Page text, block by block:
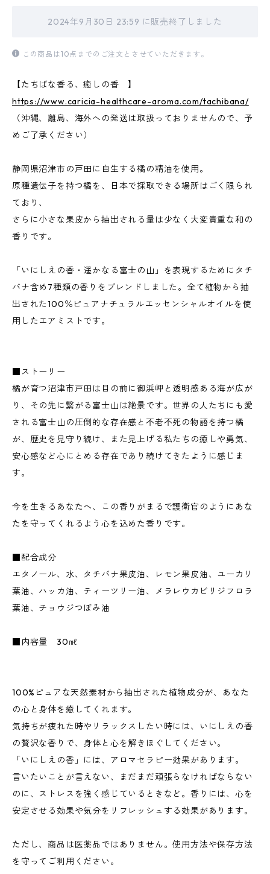
2024年9月30日 23:59 に販売終了しました
この商品は10点までのご注文とさせていただきます。
【たちばな香る、癒しの香 】
https://www.caricia-healthcare-aroma.com/tachibana/
（沖縄、離島、海外への発送は取扱っておりませんので、予
めご了承ください）
静岡県沼津市の戸田に自生する橘の精油を使用。
原種遺伝子を持つ橘を、日本で採取できる場所はごく限られ
ており、
さらに小さな果皮から抽出される量は少なく大変貴重な和の
香りです。
「いにしえの香・遥かなる富士の山」を表現するためにタチ
バナ含め7種類の香りをブレンドしました。全て植物から抽
出された100％ピュアナチュラルエッセンシャルオイルを使
用したエアミストです。
■ストーリー
橘が育つ沼津市戸田は目の前に御浜岬と透明感ある海が広が
り、その先に繋がる富士山は絶景です。世界の人たちにも愛
される富士山の圧倒的な存在感と不老不死の物語を持つ橘
が、歴史を見守り続け、また見上げる私たちの癒しや勇気、
安心感など心にとめる存在であり続けてきたように感じま
す。
今を生きるあなたへ、この香りがまるで護衛官のようにあな
たを守ってくれるよう心を込めた香りです。
■配合成分
エタノール、水、タチバナ果皮油、レモン果皮油、ユーカリ
葉油、ハッカ油、ティーツリー油、メラレウカビリジフロラ
葉油、チョウジつぼみ油
■内容量 30㎖
100%ピュアな天然素材から抽出された植物成分が、あなた
の心と身体を癒してくれます。
気持ちが疲れた時やリラックスしたい時には、いにしえの香
の贅沢な香りで、身体と心を解きほぐしてください。
「いにしえの香」には、アロマセラピー効果があります。
言いたいことが言えない、まだまだ頑張らなければならない
のに、ストレスを強く感じているときなど。香りには、心を
安定させる効果や気分をリフレッシュする効果があります。
ただし、商品は医薬品ではありません。使用方法や保存方法
を守ってご利用ください。